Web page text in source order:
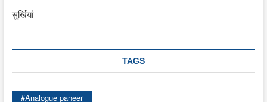
सुर्खियां
TAGS
#Analogue paneer